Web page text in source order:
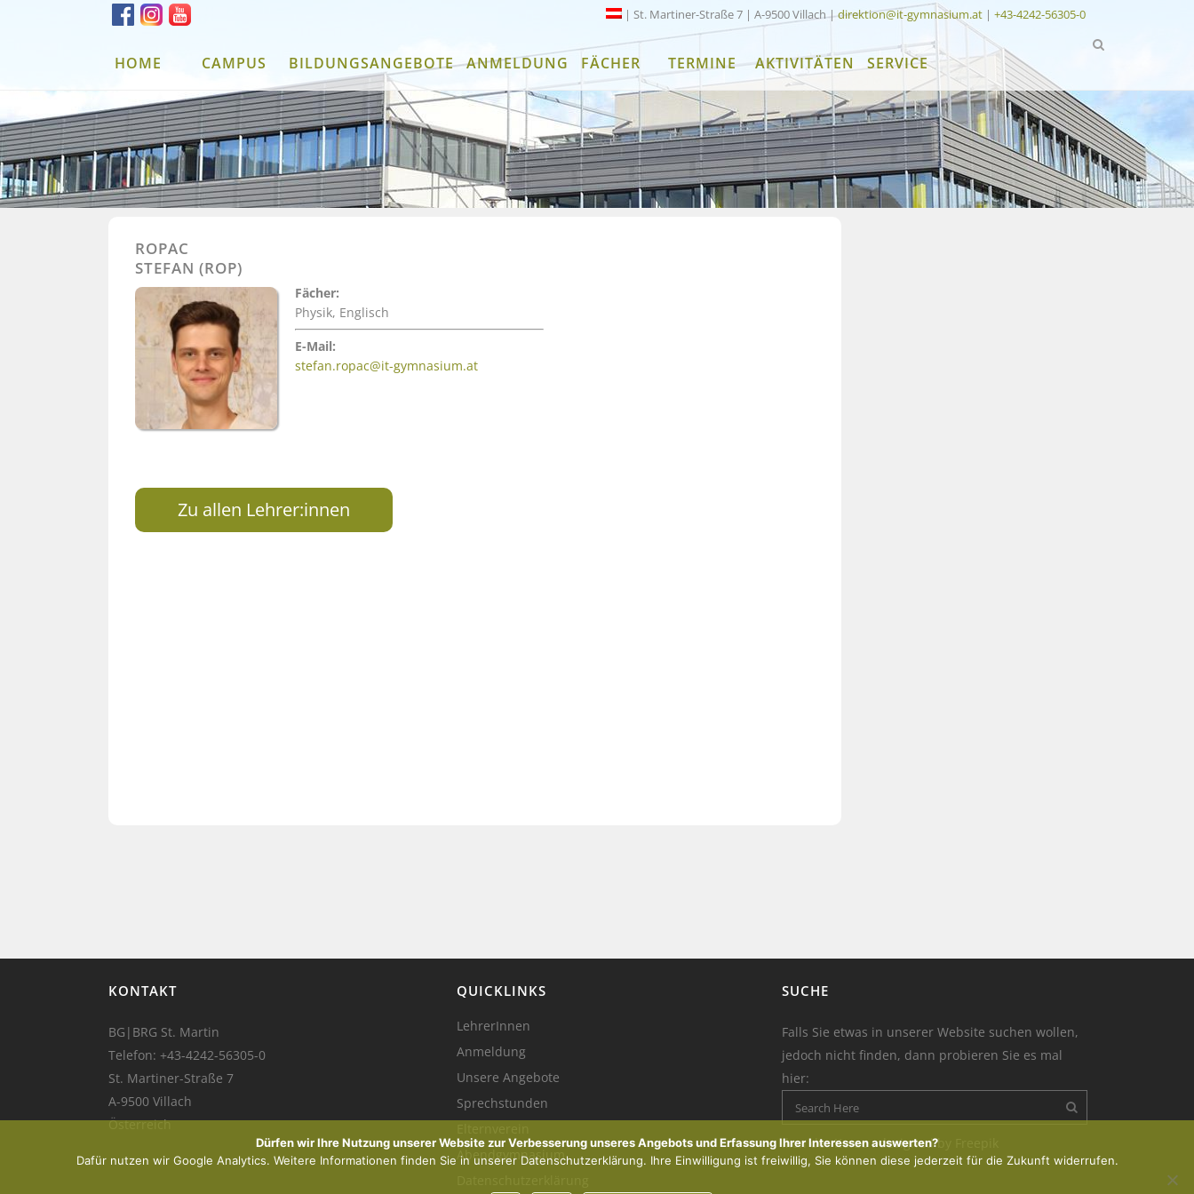
| St. Martiner-Straße 7 | A-9500 Villach |direktion@it-gymnasium.at | +43-4242-56305-0
HOME CAMPUS BILDUNGSANGEBOTE ANMELDUNG FÄCHER TERMINE AKTIVITÄTEN SERVICE
ROPAC
STEFAN (ROP)
Fächer:
Physik, Englisch
E-Mail:
stefan.ropac@it-gymnasium.at
Zu allen Lehrer:innen
KONTAKT
BG|BRG St. Martin
Telefon: +43-4242-56305-0
St. Martiner-Straße 7
A-9500 Villach
Österreich
QUICKLINKS
LehrerInnen
Anmeldung
Unsere Angebote
Sprechstunden
Abendgymnasium
SUCHE
Falls Sie etwas in unserer Website suchen wollen,
jedoch nicht finden, dann probieren Sie es mal
hier:
Ikon der Kerze : designed by Freepik
Dürfen wir Ihre Nutzung unserer Website zur Verbesserung unseres Angebots und Erfassung Ihrer Interessen auswerten?
Dafür nutzen wir Google Analytics. Weitere Informationen finden Sie in unserer Datenschutzerklärung. Ihre Einwilligung ist freiwillig, Sie können diese jederzeit für die Zukunft widerrufen.